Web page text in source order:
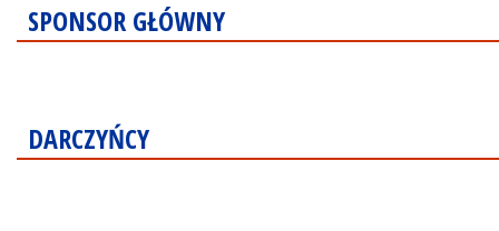
SPONSOR GŁÓWNY
DARCZYŃCY